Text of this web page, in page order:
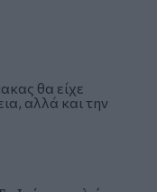
θα είχε
αλλά και την